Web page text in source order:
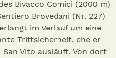
Bivacco Comici (2000 m)
Brovedani (Nr. 227)
im Verlauf um eine
Trittsicherheit, ehe er
San Vito ausläuft. Von dort